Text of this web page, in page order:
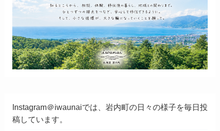
Instagram＠iwaunaiでは、岩内町の日々の様子を毎日投
稿しています。